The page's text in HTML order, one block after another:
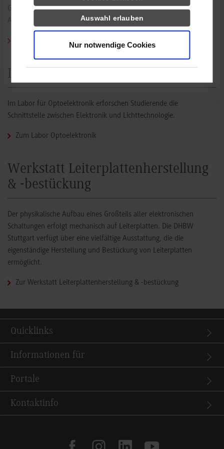
Auswahl erlauben
Nur notwendige Cookies
Grundlagen zur Steuerung und Regelung elektrischer
Antriebssysteme kennen.
Zum Labor Antriebstechnik und Aktorik
Labor Optoelektronik
Im Labor für Optoelektronik erforschen Studierende die
Schnittstelle zwischen Elektronik und Lichttechnologie.
Zum Labor Optoelektronik
Werkstatt Leiterplattenherstellung
& -bestückung
Der physikalische Aufbau eines Großteils aller elektronischen
Schaltungen erfolgt mechanisch auf Leiterplatten. Die DHBW
Stuttgart verfügt über eine vielfältige Ausstattung, die die
eigenständige Herstellung und Bestückung von Leiterplatten
ermöglicht.
Zur Werkstatt Leiterplattenherstellung & -bestückung
Quicklinks
Informationen für
Portale
Kontaktinfo
facebookinstagramlinkedinyoutube